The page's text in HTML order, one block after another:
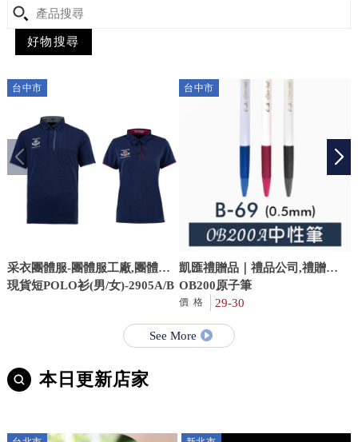
台中市
采衣團體服-團體服工廠,團體服,
台中團體服工廠,台中團體服
現貨短POLO衫(男/女)-2905A/B
台中市
凱匯禮贈品｜禮品公司,禮贈品
公司,台中禮品公司,豐原廟會背
心訂製
OB200原子筆
價格 29-30
See More
本日更新店家